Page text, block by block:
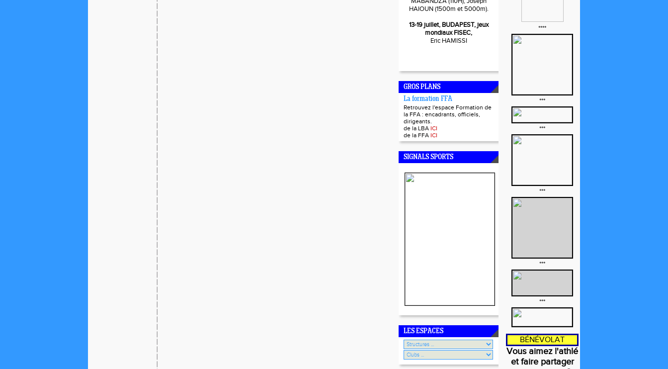
HAIOUN (1500m et 5000m).
13-19 juillet, BUDAPEST, jeux
mondiaux FISEC,
Eric HAMISSI
GROS PLANS
La formation FFA
Retrouvez l'espace Formation de
la FFA : encadrants, officiels,
dirigeants.
de la LBA ICI
de la FFA ICI
SIGNALS SPORTS
LES ESPACES
****
***
***
***
***
***
BÉNÉVOLAT
Vous aimez l'athlé
et faire partager